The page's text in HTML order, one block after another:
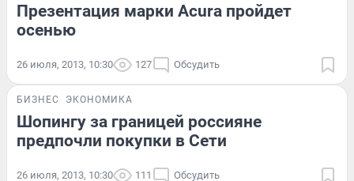
Презентация марки Acura пройдет
осенью
26 июля, 2013, 10:30 127 Обсудить
БИЗНЕС ЭКОНОМИКА
Шопингу за границей россияне
предпочли покупки в Сети
26 июля, 2013, 10:30 111 Обсудить